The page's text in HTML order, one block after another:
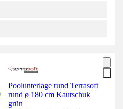
Poolunterlage rund Terrasoft
rund ø 180 cm Kautschuk
grün